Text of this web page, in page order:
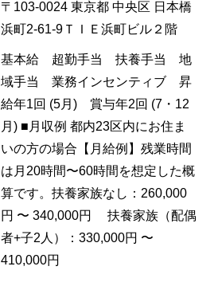
〒103-0024 東京都 中央区 日本橋
浜町2-61-9ＴＩＥ浜町ビル２階
基本給 超勤手当 扶養手当 地
域手当 業務インセンティブ 昇
給年1回 (5月) 賞与年2回 (7・12
月) ■月収例 都内23区内にお住ま
いの方の場合【月給例】残業時間
は月20時間〜60時間を想定した概
算です。扶養家族なし：260,000
円 〜 340,000円 扶養家族（配偶
者+子2人）：330,000円 〜
410,000円